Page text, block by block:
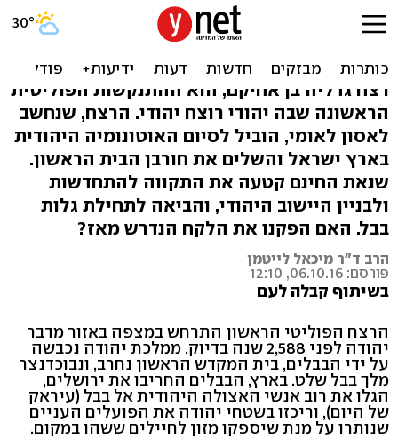
הרצח הפוליטי הראשון
בתולדות ישראל
רצח גדליה בן אחיקם, הוא ההתנקשות הפוליטית
הראשונה שבה יהודי רוצח יהודי. הרצח, שנחשב
לאסון לאומי, הוביל לסיום האוטונומיה היהודית
בארץ ישראל והשלים את חורבן הבית הראשון.
שנאת החינם קטעה את התקווה להתחדשות
ולבניין היישוב היהודי, והביאה לתחילת גלות
בבל. האם הפקנו את הלקח הנדרש מאז?
הרב ד"ר מיכאל לייטמן
פורסם: 06.10.16, 12:10
בשיתוף קבלה לעם
הרצח הפוליטי הראשון התרחש במצפה באזור מדבר
יהודה לפני 2,588 שנה בדיוק. ממלכת יהודה נכבשה
על ידי הבבלים, בית המקדש הראשון נחרב, ונבוכדנצר
מלך בבל שלט. בארץ, הבבלים החריבו את ירושלים,
הגלו את רוב אנשי האצולה היהודית אל בבל (עיראק
של היום), וריכזו בשטחי יהודה את הפועלים העניים
שנותרו על מנת שיספקו מזון לחיילים ששהו במקום.